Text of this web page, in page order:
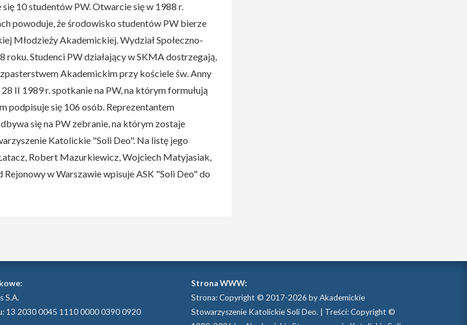
10 studentów PW. Otwarcie się w 1988 r.
powoduje, że środowisko studentów PW bierze
Młodzieży Akademickiej. Wydział Społeczno-
Studenci PW działający w SKMA dostrzegają,
Akademickim przy kościele św. Anny
II 1989 r. spotkanie na PW, na którym formułują
podpisuje się 106 osób. Reprezentantem
się na PW zebranie, na którym zostaje
Katolickie "Soli Deo". Na listę jego
Robert Mazurkiewicz, Wojciech Matyjasiak,
w Warszawie wpisuje ASK "Soli Deo" do
S.A.
13 2030 0045 1110 0000 0390 0920
Strona WWW:
Strona: Copyright © 2017-2026 by Akademickie
Stowarzyszenie Katolickie Soli Deo. | Treści: Copyright ©